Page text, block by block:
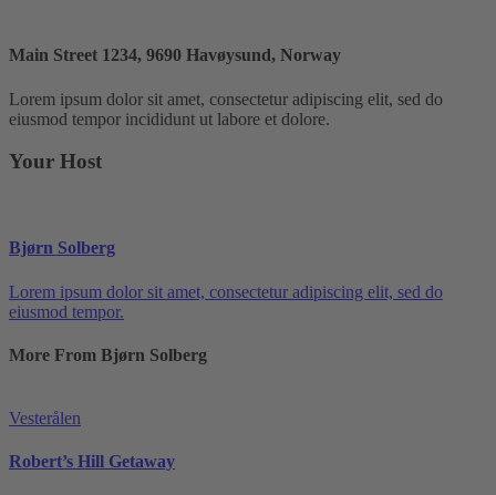
Main Street 1234, 9690 Havøysund, Norway
Lorem ipsum dolor sit amet, consectetur adipiscing elit, sed do
eiusmod tempor incididunt ut labore et dolore.
Your Host
Bjørn Solberg
Lorem ipsum dolor sit amet, consectetur adipiscing elit, sed do
eiusmod tempor.
More From Bjørn Solberg
Vesterålen
Robert’s Hill Getaway